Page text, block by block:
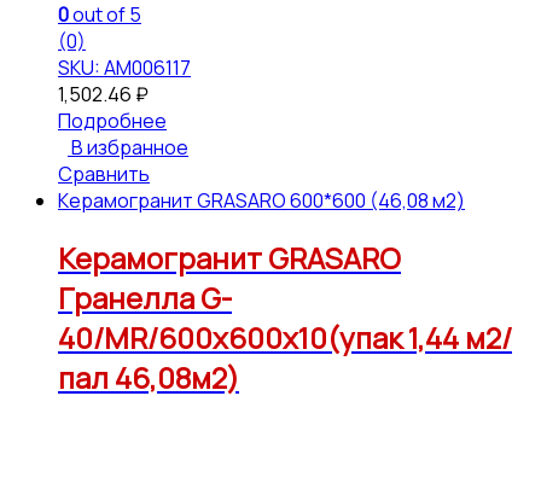
0out of 5
(0)
SKU: АМ006117
1,502.46 ₽
Подробнее
В избранное
Сравнить
Керамогранит GRASARO 600*600 (46,08 м2)
Керамогранит GRASARO
Гранелла G-
40/MR/600x600x10(упак 1,44 м2/
пал 46,08м2)